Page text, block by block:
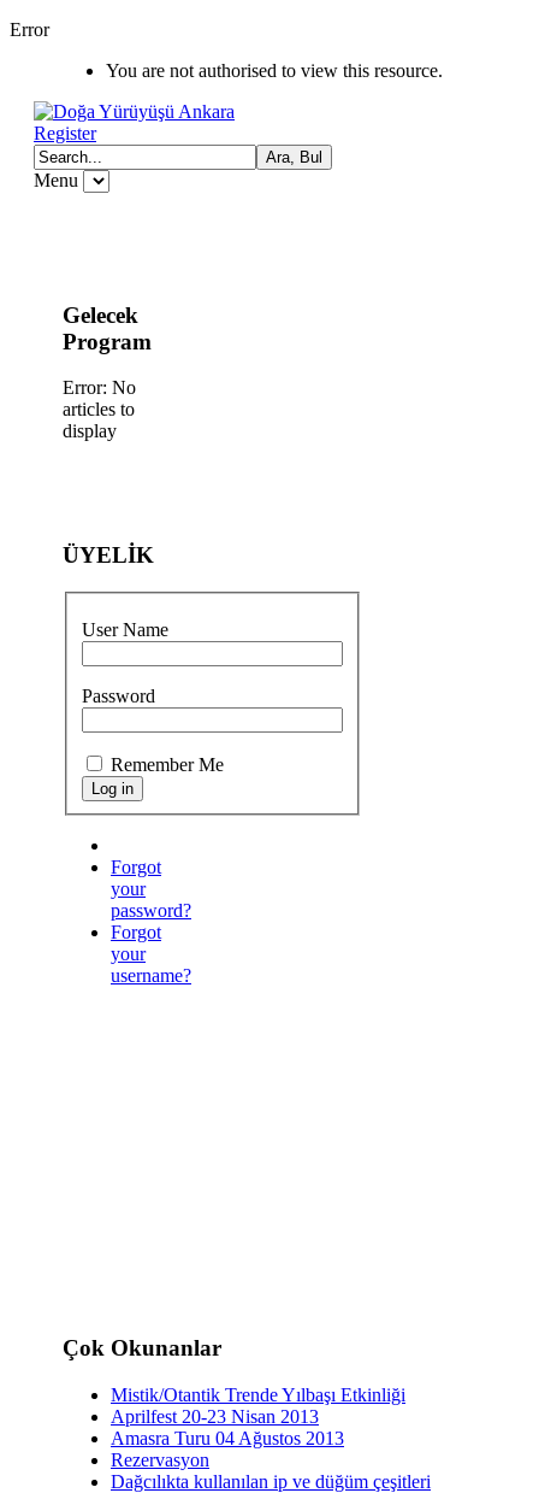
Error
You are not authorised to view this resource.
Register
Menu
Gelecek
Program
Error: No
articles to
display
ÜYELİK
User Name
Password
Remember Me
Forgot
your
password?
Forgot
your
username?
Çok Okunanlar
Mistik/Otantik Trende Yılbaşı Etkinliği
Aprilfest 20-23 Nisan 2013
Amasra Turu 04 Ağustos 2013
Rezervasyon
Dağcılıkta kullanılan ip ve düğüm çeşitleri